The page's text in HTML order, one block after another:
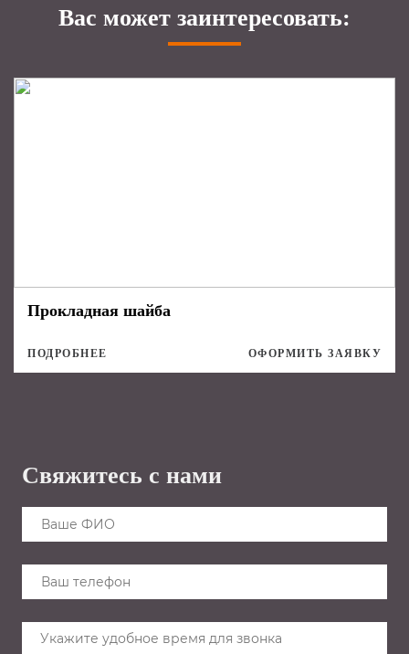
Вас может заинтересовать:
Прокладная шайба
ПОДРОБНЕЕ ОФОРМИТЬ ЗАЯВКУ
Свяжитесь с нами